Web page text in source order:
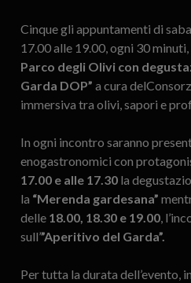
Cinque gli appuntamenti di
17.00 alle 19.00, ogni 30 minuti,
Parco degli Olivi con
Garda DOP” a cura
immersiva tra olivi, sapori e
In ogni incontro saranno
enogastronomici con
17.00 e alle 17.30 la
la “Merenda gardesana”
delle 18.00, 18.30 e 19.00,
sull’”Aperitivo del Garda”.
Per tutta la durata dell’evento,